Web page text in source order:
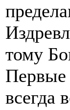
тому
Первые
всегда